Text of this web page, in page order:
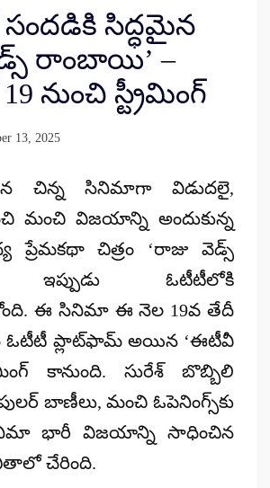
సిద్ధమైన
రాంబాయి’ –
నుంచి స్ట్రీమింగ్
13, 2025
చిన్న సినిమాగా విడుదలై,
మంచి విజయాన్ని అందుకున్న
ప్రేమకథా చిత్రం ‘రాజు వెడ్స్
ఓటీటీలోకి
ఈ సినిమా ఈ నెల 19వ తేదీ
ఓటీటీ ప్లాట్‌ఫామ్ అయిన ‘ఈటీవీ
కానుంది. సురేశ్ బొబ్బిలి
బాణీలు, మంచి ఓపెనింగ్స్‌కు
భారీ విజయాన్ని సాధించిన
చేరింది.